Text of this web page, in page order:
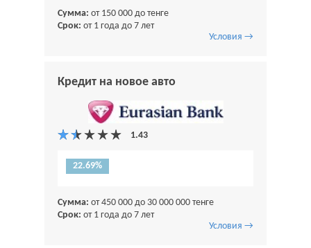
Сумма: от 150 000 до тенге
Срок: от 1 года до 7 лет
Условия →
Кредит на новое авто
22.69%
Сумма: от 450 000 до 30 000 000 тенге
Срок: от 1 года до 7 лет
Условия →